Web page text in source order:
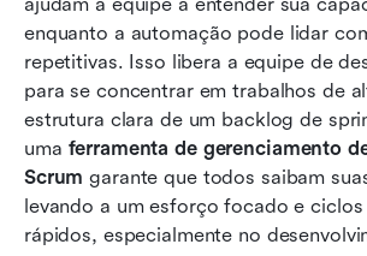
enquanto a automação pode lidar
repetitivas. Isso libera a equipe de
para se concentrar em trabalhos de
estrutura clara de um backlog de
uma ferramenta de gerenciamento
Scrum garante que todos saibam
levando a um esforço focado e
rápidos, especialmente no